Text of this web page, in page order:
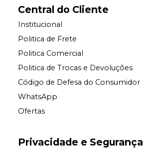
Central do Cliente
Institucional
Politica de Frete
Politica Comercial
Politica de Trocas e Devoluções
Código de Defesa do Consumidor
WhatsApp
Ofertas
Privacidade e Segurança